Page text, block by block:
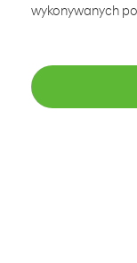
wykonywanych